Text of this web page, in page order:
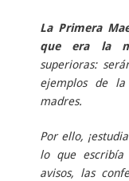
La Primera
que era la
superioras:
ejemplos de
madres.
Por ello,
lo que escribía
avisos, las